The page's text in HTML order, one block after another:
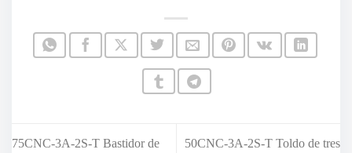
75CNC-3A-2S-T Bastidor de
50CNC-3A-2S-T Toldo de tres